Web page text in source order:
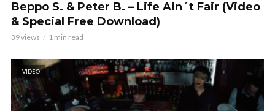
Beppo S. & Peter B. – Life Ain´t Fair (Video
& Special Free Download)
39 views 1 min read
VIDEO